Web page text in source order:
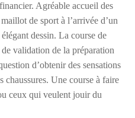
Agréable accueil des
de sport à l’arrivée d’un
dessin. La course de
validation de la préparation
d’obtenir des sensations
chaussures. Une course à faire
ceux qui veulent jouir du